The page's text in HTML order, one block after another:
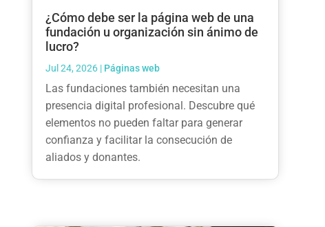
¿Cómo debe ser la página web de una
fundación u organización sin ánimo de
lucro?
Jul 24, 2026| Páginas web
Las fundaciones también necesitan una
presencia digital profesional. Descubre qué
elementos no pueden faltar para generar
confianza y facilitar la consecución de
aliados y donantes.